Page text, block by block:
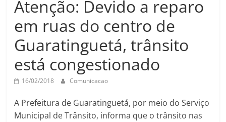
Prefeitura
Turística
Guaratinguetá
Atenção: Devido a reparo
em ruas do centro de
Guaratinguetá, trânsito
está congestionado
16/02/2018 Comunicacao
A Prefeitura de Guaratinguetá, por meio do Serviço
Municipal de Trânsito, informa que o trânsito nas